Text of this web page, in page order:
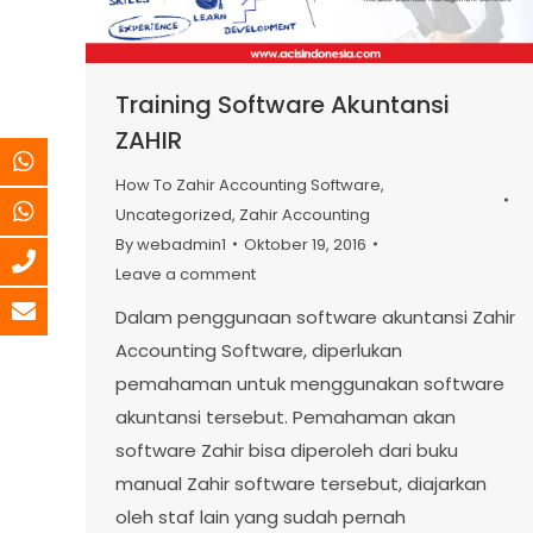
Training Software Akuntansi
ZAHIR
How To Zahir Accounting Software,
Uncategorized, Zahir Accounting
Bywebadmin1
Oktober 19, 2016
Leave a comment
Dalam penggunaan software akuntansi Zahir
Accounting Software, diperlukan
pemahaman untuk menggunakan software
akuntansi tersebut. Pemahaman akan
software Zahir bisa diperoleh dari buku
manual Zahir software tersebut, diajarkan
oleh staf lain yang sudah pernah